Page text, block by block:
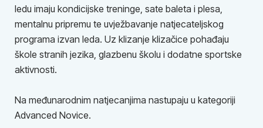
ledu imaju kondicijske treninge, sate baleta i plesa,
mentalnu pripremu te uvježbavanje natjecateljskog
programa izvan leda. Uz klizanje klizačice pohađaju
škole stranih jezika, glazbenu školu i dodatne sportske
aktivnosti.
Na međunarodnim natjecanjima nastupaju u kategoriji
Advanced Novice.